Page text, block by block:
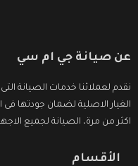
عن صيانة جي ام سي
نقدم لعملائنا خدمات الصيانة
الغيار الاصلية لضمان جودتها
اكثر من مرة، الصيانة لجميع
الأقسام